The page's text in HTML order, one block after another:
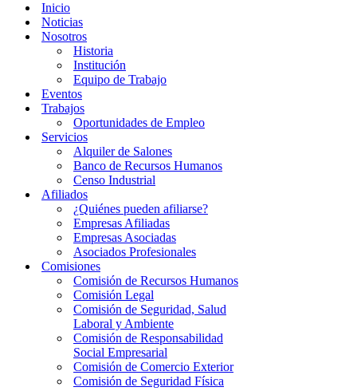
Inicio
Noticias
Nosotros
Historia
Institución
Equipo de Trabajo
Eventos
Trabajos
Oportunidades de Empleo
Servicios
Alquiler de Salones
Banco de Recursos Humanos
Censo Industrial
Afiliados
¿Quiénes pueden afiliarse?
Empresas Afiliadas
Empresas Asociadas
Asociados Profesionales
Comisiones
Comisión de Recursos Humanos
Comisión Legal
Comisión de Seguridad, Salud
Laboral y Ambiente
Comisión de Responsabilidad
Social Empresarial
Comisión de Comercio Exterior
Comisión de Seguridad Física